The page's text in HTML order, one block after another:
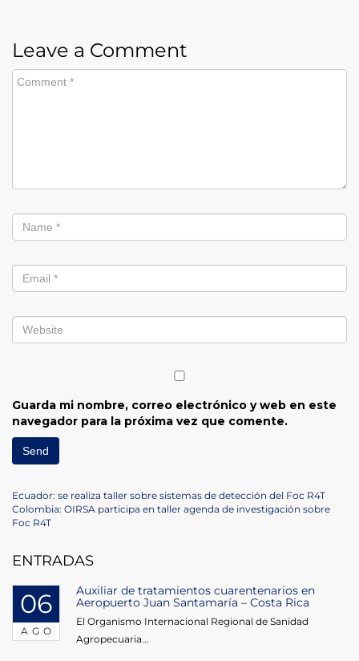
Leave a Comment
Guarda mi nombre, correo electrónico y web en este
navegador para la próxima vez que comente.
Navegación
de
entradas
Previous
Post
Ecuador: se realiza taller sobre sistemas de detección del Foc R4T
Next
Post
Colombia: OIRSA participa en taller agenda de investigación sobre
Foc R4T
ENTRADAS
06
AGO
Auxiliar de tratamientos cuarentenarios en
Aeropuerto Juan Santamaría – Costa Rica
El Organismo Internacional Regional de Sanidad
Agropecuaria...